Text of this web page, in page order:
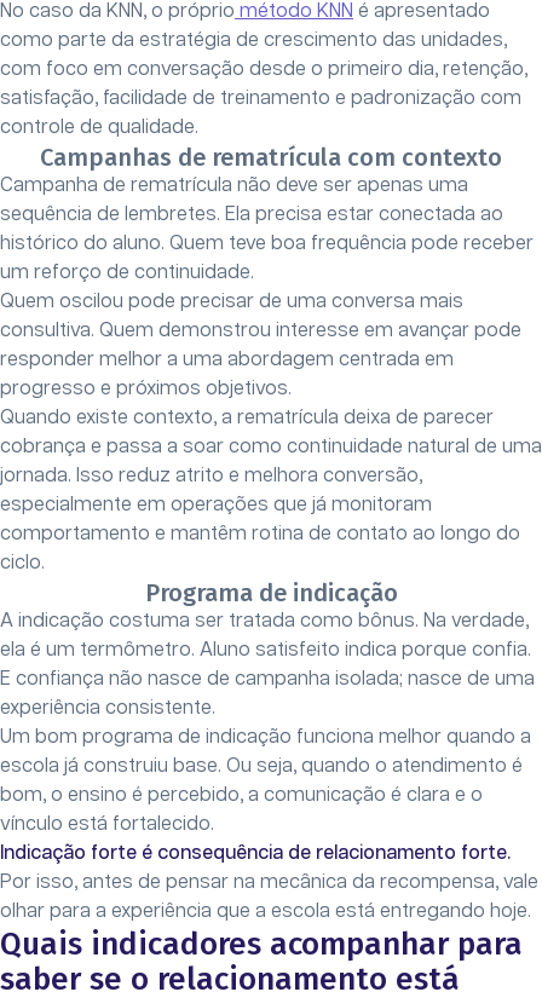
No caso da KNN, o próprio método KNN é apresentado
como parte da estratégia de crescimento das unidades,
com foco em conversação desde o primeiro dia, retenção,
satisfação, facilidade de treinamento e padronização com
controle de qualidade.
Campanhas de rematrícula com contexto
Campanha de rematrícula não deve ser apenas uma
sequência de lembretes. Ela precisa estar conectada ao
histórico do aluno. Quem teve boa frequência pode receber
um reforço de continuidade.
Quem oscilou pode precisar de uma conversa mais
consultiva. Quem demonstrou interesse em avançar pode
responder melhor a uma abordagem centrada em
progresso e próximos objetivos.
Quando existe contexto, a rematrícula deixa de parecer
cobrança e passa a soar como continuidade natural de uma
jornada. Isso reduz atrito e melhora conversão,
especialmente em operações que já monitoram
comportamento e mantêm rotina de contato ao longo do
ciclo.
Programa de indicação
A indicação costuma ser tratada como bônus. Na verdade,
ela é um termômetro. Aluno satisfeito indica porque confia.
E confiança não nasce de campanha isolada; nasce de uma
experiência consistente.
Um bom programa de indicação funciona melhor quando a
escola já construiu base. Ou seja, quando o atendimento é
bom, o ensino é percebido, a comunicação é clara e o
vínculo está fortalecido.
Indicação forte é consequência de relacionamento forte.
Por isso, antes de pensar na mecânica da recompensa, vale
olhar para a experiência que a escola está entregando hoje.
Quais indicadores acompanhar para
saber se o relacionamento está